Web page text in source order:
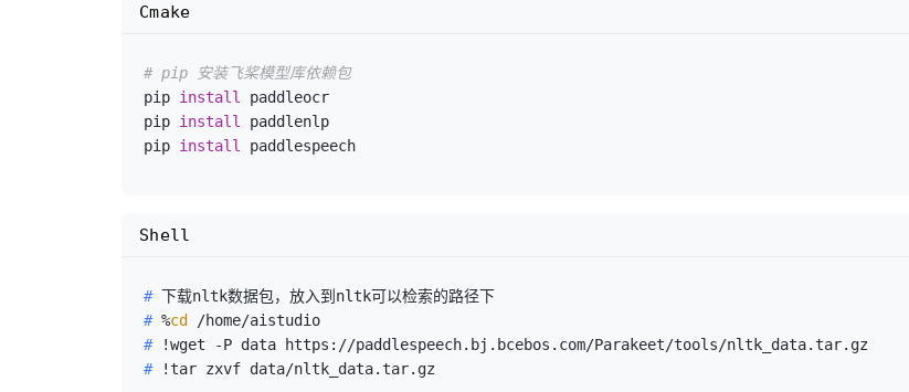
# pip 安装飞桨模型库依赖包
pip install
paddleocr
pip install
paddlenlp
pip install
Cmake
# 下载nltk数据包，放入到nltk可以检索的路径下
# %cd
/home/aistudio
# !wget -P data https://paddlespeech.bj.bcebos.com/Parakeet/tools/nltk_data.tar.gz
# !tar zxvf data/nltk_data.tar.gz
Shell